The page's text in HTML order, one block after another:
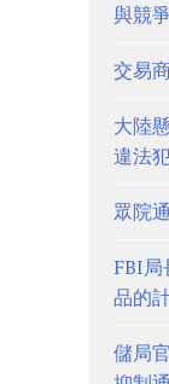
與競
交易
大陸
違法
眾院
FBI局
品的
儲局